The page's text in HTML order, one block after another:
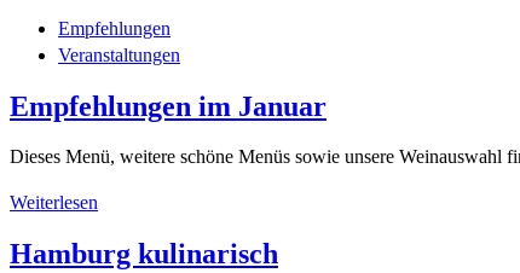
Empfehlungen
Veranstaltungen
Empfehlungen im Januar
Dieses Menü, weitere schöne Menüs sowie unsere Weinauswahl
Weiterlesen
Hamburg kulinarisch